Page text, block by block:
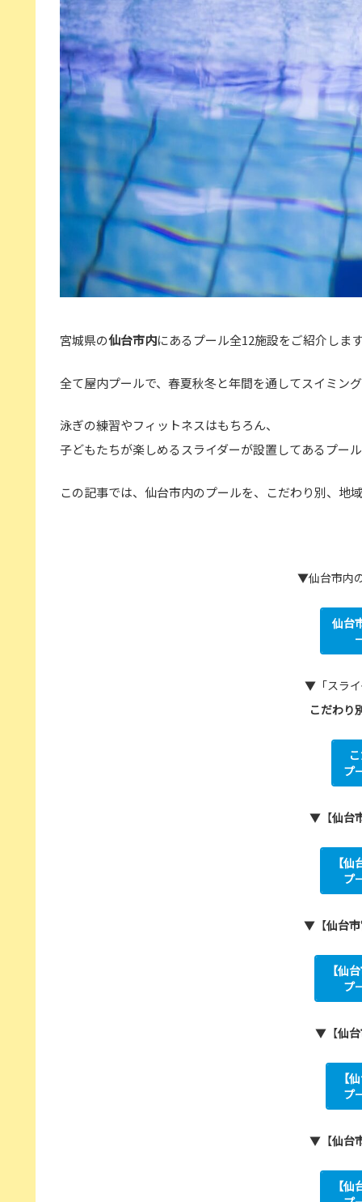
宮城県の仙台市内にあるプール全12施設をご紹介します
全て屋内プールで、春夏秋冬と年間を通してスイミング
泳ぎの練習やフィットネスはもちろん、
子どもたちが楽しめるスライダーが設置してあるプール
この記事では、仙台市内のプールを、こだわり別、地
▼仙台市内
仙台
▼「スライ
こだわり
プ
▼【仙台
【
プ
▼【仙台市
【仙
プ
▼【仙台
【
プ
▼【仙台
【